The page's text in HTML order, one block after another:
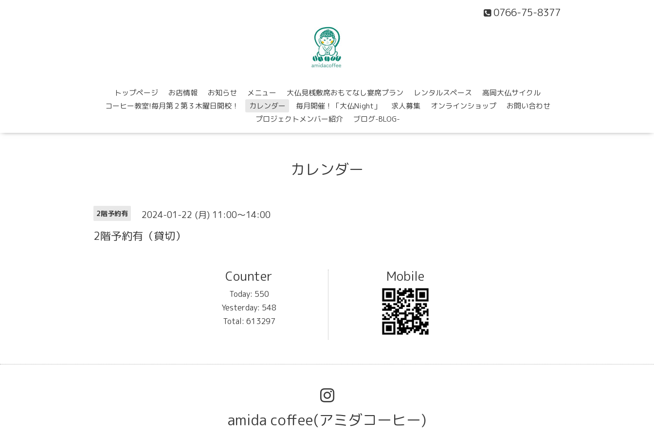
0766-75-8377
トップページ お店情報 お知らせ メニュー 大仏見桟敷席おもてなし宴席プラン レンタルスペース
高岡大仏サイクル
コーヒー教室!毎月第２第３木曜日開校！
カレンダー 毎月開催！「大仏Night」 求人募集 オンラインショップ
お問い合わせ
プロジェクトメンバー紹介
ブログ-BLOG-
カレンダー
2階予約有 2024-01-22 (月) 11:00～14:00
2階予約有（貸切）
Counter
Today: 550
Yesterday: 548
Total: 613297
Mobile
amida coffee(アミダコーヒー)